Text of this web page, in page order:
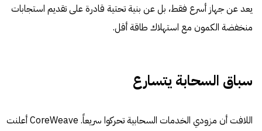
يعد عن جهاز أسرع فقط، بل عن بنية تحتية قادرة على تقديم استجابات
منخفضة الكمون مع استهلاك طاقة أقل.
سباق السحابة يتسارع
اللافت أن مزودي الخدمات السحابية تحركوا سريعاً. CoreWeave أعلنت